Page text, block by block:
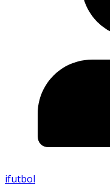
ifutbol